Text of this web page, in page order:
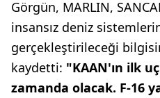
Görgün, MARLIN,
insansız deniz
gerçekleştirileceği
kaydetti: "KAAN'ın ilk
zamanda olacak. F-16